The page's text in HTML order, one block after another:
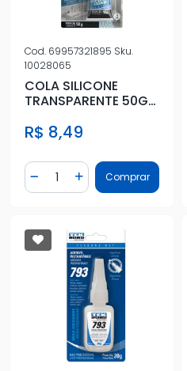
Cod. 69957321895 Sku.
10028065
COLA SILICONE
TRANSPARENTE 50G
R$ 8,49
Diminuir Quantidade
Quantidade
Adicionar Quantidade
Comprar